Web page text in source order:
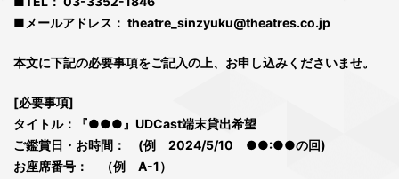
■メールアドレス： theatre_sinzyuku@theatres.co.jp
本文に下記の必要事項をご記入の上、お申し込みくださいませ。
[必要事項]
タイトル：『●●●』UDCast端末貸出希望
ご鑑賞日・お時間： (例 2024/5/10 ●●:●●の回)
お座席番号： （例 A-1）